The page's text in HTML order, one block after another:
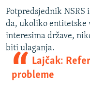
Potpredsjednik NSRS
da, ukoliko entitetske
interesima države,
biti ulaganja.
Lajčak:
probleme